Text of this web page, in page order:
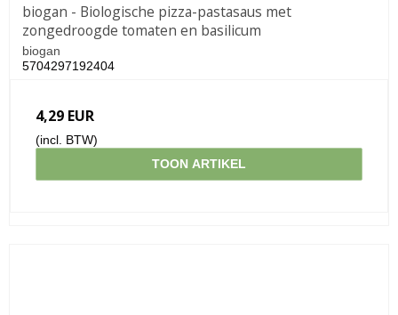
biogan - Biologische pizza-pastasaus met
zongedroogde tomaten en basilicum
biogan
5704297192404
4,29 EUR
(incl. BTW)
TOON ARTIKEL